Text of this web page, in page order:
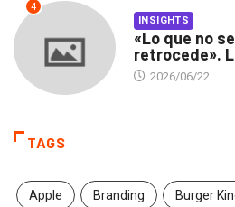
4
INSIGHTS
«Lo que no
retrocede».
2026/06/22
TAGS
Apple Branding Burger